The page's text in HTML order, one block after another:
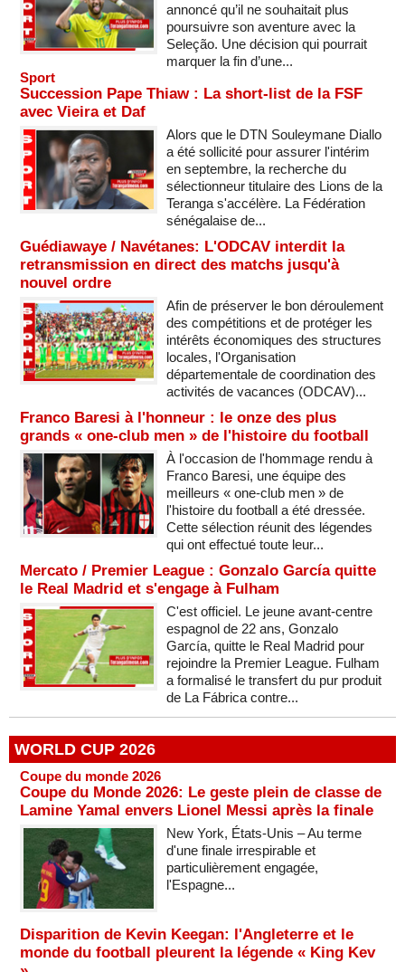
annoncé qu’il ne souhaitait plus
poursuivre son aventure avec la
Seleção. Une décision qui pourrait
marquer la fin d’une...
Sport
Succession Pape Thiaw : La short-list de la FSF
avec Vieira et Daf
Alors que le DTN Souleymane Diallo
a été sollicité pour assurer l'intérim
en septembre, la recherche du
sélectionneur titulaire des Lions de la
Teranga s'accélère. La Fédération
sénégalaise de...
Guédiawaye / Navétanes: L'ODCAV interdit la
retransmission en direct des matchs jusqu'à
nouvel ordre
Afin de préserver le bon déroulement
des compétitions et de protéger les
intérêts économiques des structures
locales, l'Organisation
départementale de coordination des
activités de vacances (ODCAV)...
Franco Baresi à l'honneur : le onze des plus
grands « one-club men » de l'histoire du football
À l'occasion de l'hommage rendu à
Franco Baresi, une équipe des
meilleurs « one-club men » de
l'histoire du football a été dressée.
Cette sélection réunit des légendes
qui ont effectué toute leur...
Mercato / Premier League : Gonzalo García quitte
le Real Madrid et s'engage à Fulham
C'est officiel. Le jeune avant-centre
espagnol de 22 ans, Gonzalo
García, quitte le Real Madrid pour
rejoindre la Premier League. Fulham
a formalisé le transfert du pur produit
de La Fábrica contre...
WORLD CUP 2026
Coupe du monde 2026
Coupe du Monde 2026: Le geste plein de classe de
Lamine Yamal envers Lionel Messi après la finale
New York, États-Unis – Au terme
d'une finale irrespirable et
particulièrement engagée,
l'Espagne...
Disparition de Kevin Keegan: l'Angleterre et le
monde du football pleurent la légende « King Kev